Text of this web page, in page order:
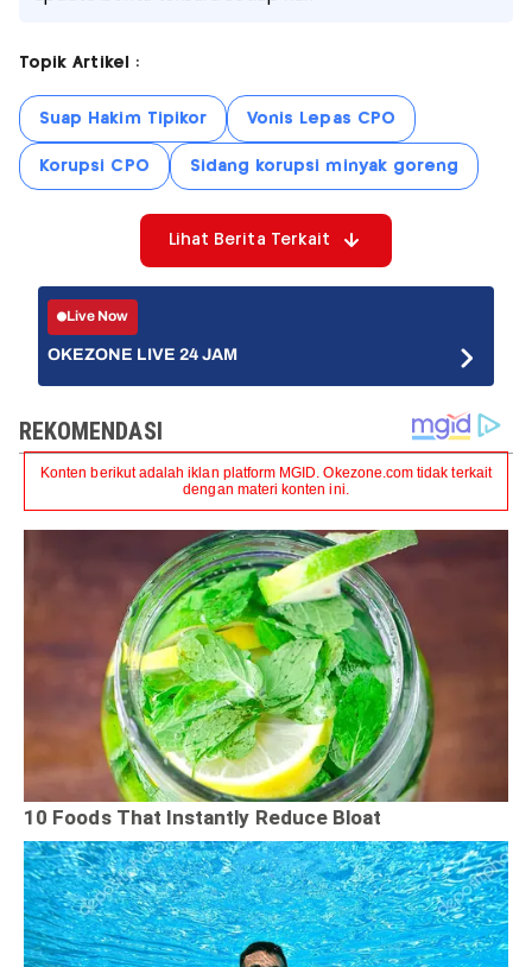
Topik Artikel :
Suap Hakim Tipikor Vonis Lepas CPO
Korupsi CPO Sidang korupsi minyak goreng
Lihat Berita Terkait
Live Now
OKEZONE LIVE 24 JAM